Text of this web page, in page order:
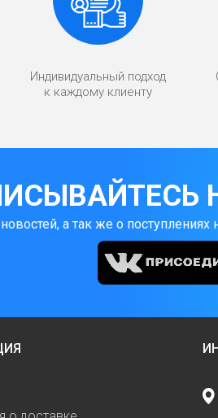
Индивидуальный подход
к каждому клиенту
а так же о